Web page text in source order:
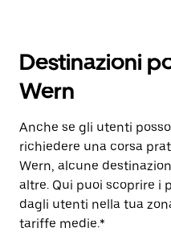
Destinazioni
Wern
Anche se gli utenti
richiedere una corsa
Wern, alcune
altre. Qui puoi scoprire i
dagli utenti nella tua
tariffe medie.*